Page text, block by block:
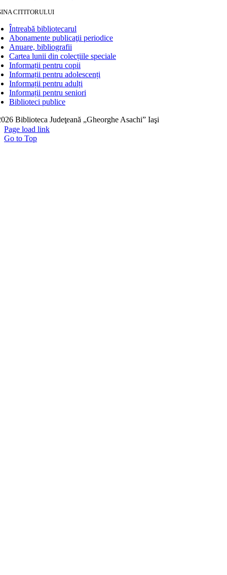
CITITORULUI
Întreabă bibliotecarul
Abonamente publicaţii periodice
Anuare, bibliografii
Cartea lunii din colecțiile speciale
Informații pentru copii
Informații pentru adolescenți
Informații pentru adulți
Informații pentru seniori
Biblioteci publice
Biblioteca Judeţeană „Gheorghe Asachi” Iaşi
Page load link
Go to Top